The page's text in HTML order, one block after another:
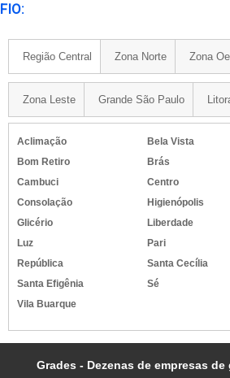
FIO:
Região Central Zona Norte Zona
Zona Leste Grande São Paulo
Aclimação
Bela Vista
Bom Retiro
Brás
Cambuci
Centro
Consolação
Higienópolis
Glicério
Liberdade
Luz
Pari
República
Santa Cecília
Santa Efigênia
Sé
Vila Buarque
Grades - Dezenas de empresas